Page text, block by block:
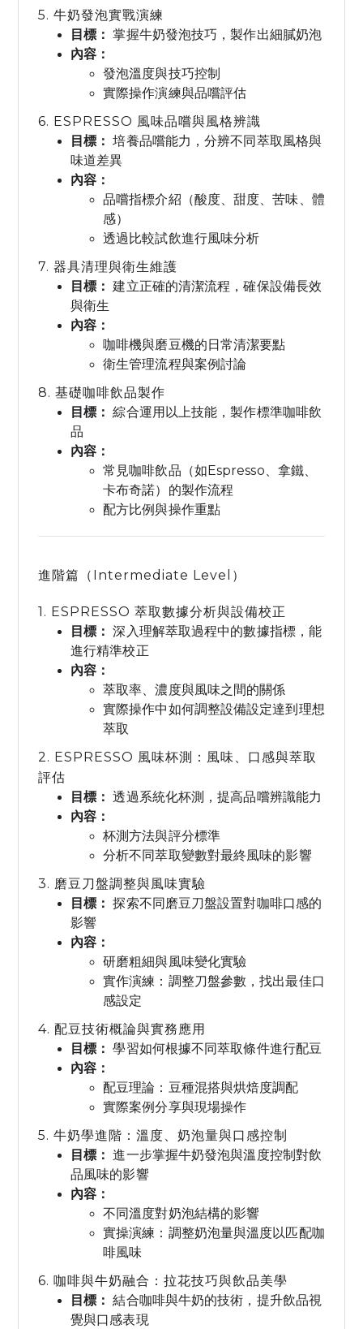
5. 牛奶發泡實戰演練
目標： 掌握牛奶發泡技巧，製作出細膩奶泡
內容：
發泡溫度與技巧控制
實際操作演練與品嚐評估
6. ESPRESSO 風味品嚐與風格辨識
目標： 培養品嚐能力，分辨不同萃取風格與
味道差異
內容：
品嚐指標介紹（酸度、甜度、苦味、體
感）
透過比較試飲進行風味分析
7. 器具清理與衛生維護
目標： 建立正確的清潔流程，確保設備長效
與衛生
內容：
咖啡機與磨豆機的日常清潔要點
衛生管理流程與案例討論
8. 基礎咖啡飲品製作
目標： 綜合運用以上技能，製作標準咖啡飲
品
內容：
常見咖啡飲品（如Espresso、拿鐵、
卡布奇諾）的製作流程
配方比例與操作重點
進階篇（Intermediate Level）
1. ESPRESSO 萃取數據分析與設備校正
目標： 深入理解萃取過程中的數據指標，能
進行精準校正
內容：
萃取率、濃度與風味之間的關係
實際操作中如何調整設備設定達到理想
萃取
2. ESPRESSO 風味杯測：風味、口感與萃取
評估
目標： 透過系統化杯測，提高品嚐辨識能力
內容：
杯測方法與評分標準
分析不同萃取變數對最終風味的影響
3. 磨豆刀盤調整與風味實驗
目標： 探索不同磨豆刀盤設置對咖啡口感的
影響
內容：
研磨粗細與風味變化實驗
實作演練：調整刀盤參數，找出最佳口
感設定
4. 配豆技術概論與實務應用
目標： 學習如何根據不同萃取條件進行配豆
內容：
配豆理論：豆種混搭與烘焙度調配
實際案例分享與現場操作
5. 牛奶學進階：溫度、奶泡量與口感控制
目標： 進一步掌握牛奶發泡與溫度控制對飲
品風味的影響
內容：
不同溫度對奶泡結構的影響
實操演練：調整奶泡量與溫度以匹配咖
啡風味
6. 咖啡與牛奶融合：拉花技巧與飲品美學
目標： 結合咖啡與牛奶的技術，提升飲品視
覺與口感表現